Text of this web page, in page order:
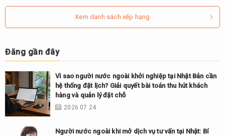
Xem danh sách xếp hạng
Đăng gần đây
Vì sao người nước ngoài khởi nghiệp tại Nhật Bản cần
hệ thống đặt lịch? Giải quyết bài toán thu hút khách
hàng và quản lý đặt chỗ
2026.07.24
Người nước ngoài khi mở dịch vụ tư vấn tại Nhật: Bí